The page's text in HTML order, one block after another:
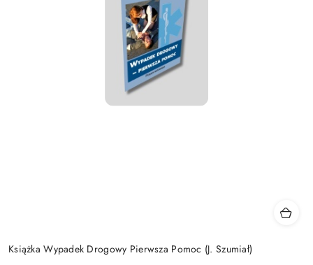
Książka Wypadek Drogowy Pierwsza Pomoc (J. Szumiał)